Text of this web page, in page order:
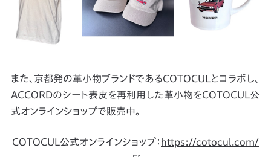
また、京都発の革小物ブランドであるCOTOCULとコラボし、
ACCORDのシート表皮を再利用した革小物をCOTOCUL公
式オンラインショップで販売中。
COTOCUL公式オンラインショップ： https://cotocul.com/